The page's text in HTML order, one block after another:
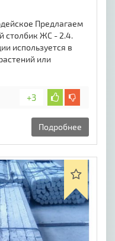
Предлагаем
столбик ЖС - 2.4.
используется в
или
+3
Подробнее